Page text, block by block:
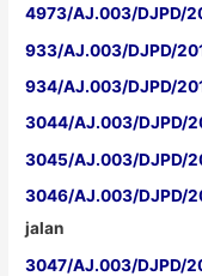
4973/AJ.003/DJPD/
933/AJ.003/DJPD/
934/AJ.003/DJPD/
3044/AJ.003/DJPD/
3045/AJ.003/DJPD/
3046/AJ.003/DJPD/
jalan
3047/AJ.003/DJPD/